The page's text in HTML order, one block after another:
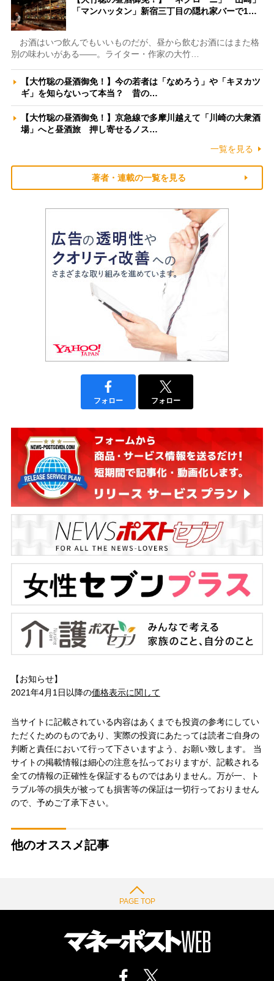
「マンハッタン」新宿三丁目の隠れ家バーで1…
お酒はいつ飲んでもいいものだが、昼から飲むお酒にはまた格
別の味わいがある――。ライター・作家の大竹…
【大竹聡の昼酒御免！】今の若者は「なめろう」や「キヌカツ
ギ」を知らないって本当？ 昔の…
【大竹聡の昼酒御免！】京急線で多摩川越えて「川崎の大衆酒
場」へと昼酒旅 押し寄せるノス…
一覧を見る
著者・連載の一覧を見る
フォロー フォロー
【お知らせ】
2021年4月1日以降の価格表示に関して
当サイトに記載されている内容はあくまでも投資の参考にしてい
ただくためのものであり、実際の投資にあたっては読者ご自身の
判断と責任において行って下さいますよう、お願い致します。 当
サイトの掲載情報は細心の注意を払っておりますが、記載される
全ての情報の正確性を保証するものではありません。万が一、ト
ラブル等の損失が被っても損害等の保証は一切行っておりません
ので、予めご了承下さい。
他のオススメ記事
PAGE TOP